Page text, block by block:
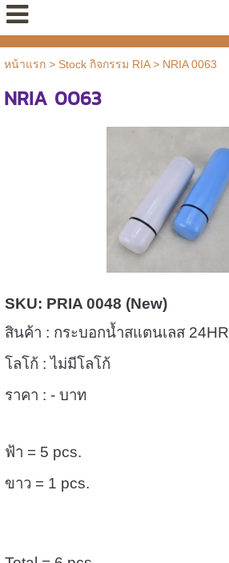
หน้าแรก> Stock กิจกรรม RIA> NRIA 0063
NRIA 0063
SKU: PRIA 0048 (New)
สินค้า : กระบอกน้ำสแตนเลส 24HR
โลโก้ : ไม่มีโลโก้
ราคา : - บาท
ฟ้า = 5 pcs.
ขาว = 1 pcs.